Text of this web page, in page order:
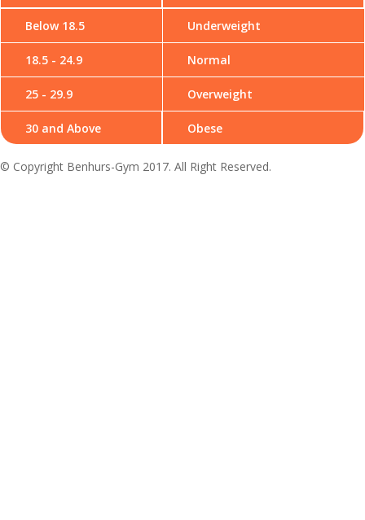
Below 18.5 Underweight
18.5 - 24.9 Normal
25 - 29.9 Overweight
30 and Above Obese
© Copyright Benhurs-Gym 2017. All Right Reserved.